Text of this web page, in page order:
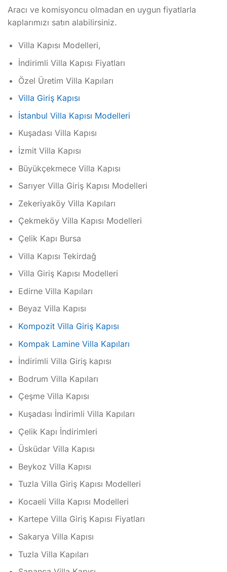
Aracı ve komisyoncu olmadan en uygun fiyatlarla
kaplarımızı satın alabilirsiniz.
Villa Kapısı Modelleri,
İndirimli Villa Kapısı Fiyatları
Özel Üretim Villa Kapıları
Villa Giriş Kapısı
İstanbul Villa Kapısı Modelleri
Kuşadası Villa Kapısı
İzmit Villa Kapısı
Büyükçekmece Villa Kapısı
Sarıyer Villa Giriş Kapısı Modelleri
Zekeriyaköy Villa Kapıları
Çekmeköy Villa Kapısı Modelleri
Çelik Kapı Bursa
Villa Kapısı Tekirdağ
Villa Giriş Kapısı Modelleri
Edirne Villa Kapıları
Beyaz Villa Kapısı
Kompozit Villa Giriş Kapısı
Kompak Lamine Villa Kapıları
İndirimli Villa Giriş kapısı
Bodrum Villa Kapıları
Çeşme Villa Kapısı
Kuşadası İndirimli Villa Kapıları
Çelik Kapı İndirimleri
Üsküdar Villa Kapısı
Beykoz Villa Kapısı
Tuzla Villa Giriş Kapısı Modelleri
Kocaeli Villa Kapısı Modelleri
Kartepe Villa Giriş Kapısı Fiyatları
Sakarya Villa Kapısı
Tuzla Villa Kapıları